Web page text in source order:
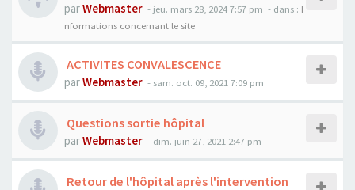
parWebmaster - jeu. mars 28, 2024 7:57 pm - dans : I
nformations concernant le site
ACTIVITES CONVALESCENCE
parWebmaster - sam. oct. 09, 2021 7:09 pm
Questions sortie hôpital
parWebmaster - dim. juin 27, 2021 2:47 pm
Retour de l'hôpital après l'intervention